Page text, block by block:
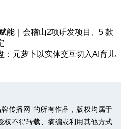
能｜会稽山2项研发项目、5 款
：元萝卜以实体交互切入AI育儿
传播网”的所有作品，版权均属于
权不得转载、摘编或利用其他方式